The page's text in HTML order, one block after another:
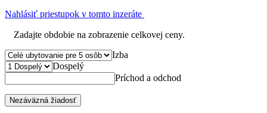
Nahlásiť priestupok v tomto inzeráte
Zadajte obdobie na zobrazenie celkovej ceny.
Izba
Dospelý
Príchod a odchod
Nezáväzná žiadosť